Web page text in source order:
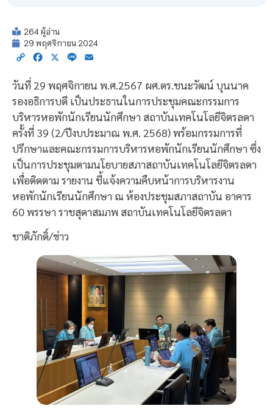
264 ผู้อ่าน
29 พฤศจิกายน 2024
Copy Facebook
X Line
วันที่ 29 พฤศจิกายน พ.ศ.2567 ผศ.ดร.ชนะวัฒน์ บุนนาค
รองอธิการบดี เป็นประธานในการประชุมคณะกรรมการ
บริหารหอพักนักเรียนนักศึกษา สถาบันเทคโนโลยีจิตรลดา
ครั้งที่ 39 (2/ปีงบประมาณ พ.ศ. 2568) พร้อมกรรมการที่
ปรึกษาและคณะกรรมการบริหารหอพักนักเรียนนักศึกษา ซึ่ง
เป็นการประชุมตามนโยบายสภาสถาบันเทคโนโลยีจิตรลดา
เพื่อติดตาม รายงาน ชี้แจ้งความคืบหน้าการบริหารงาน
หอพักนักเรียนนักศึกษา ณ ห้องประชุมสภาสถาบัน อาคาร
60 พรรษา ราชสุดาสมภพ สถาบันเทคโนโลยีจิตรลดา
ชาติภักดิ์/ข่าว